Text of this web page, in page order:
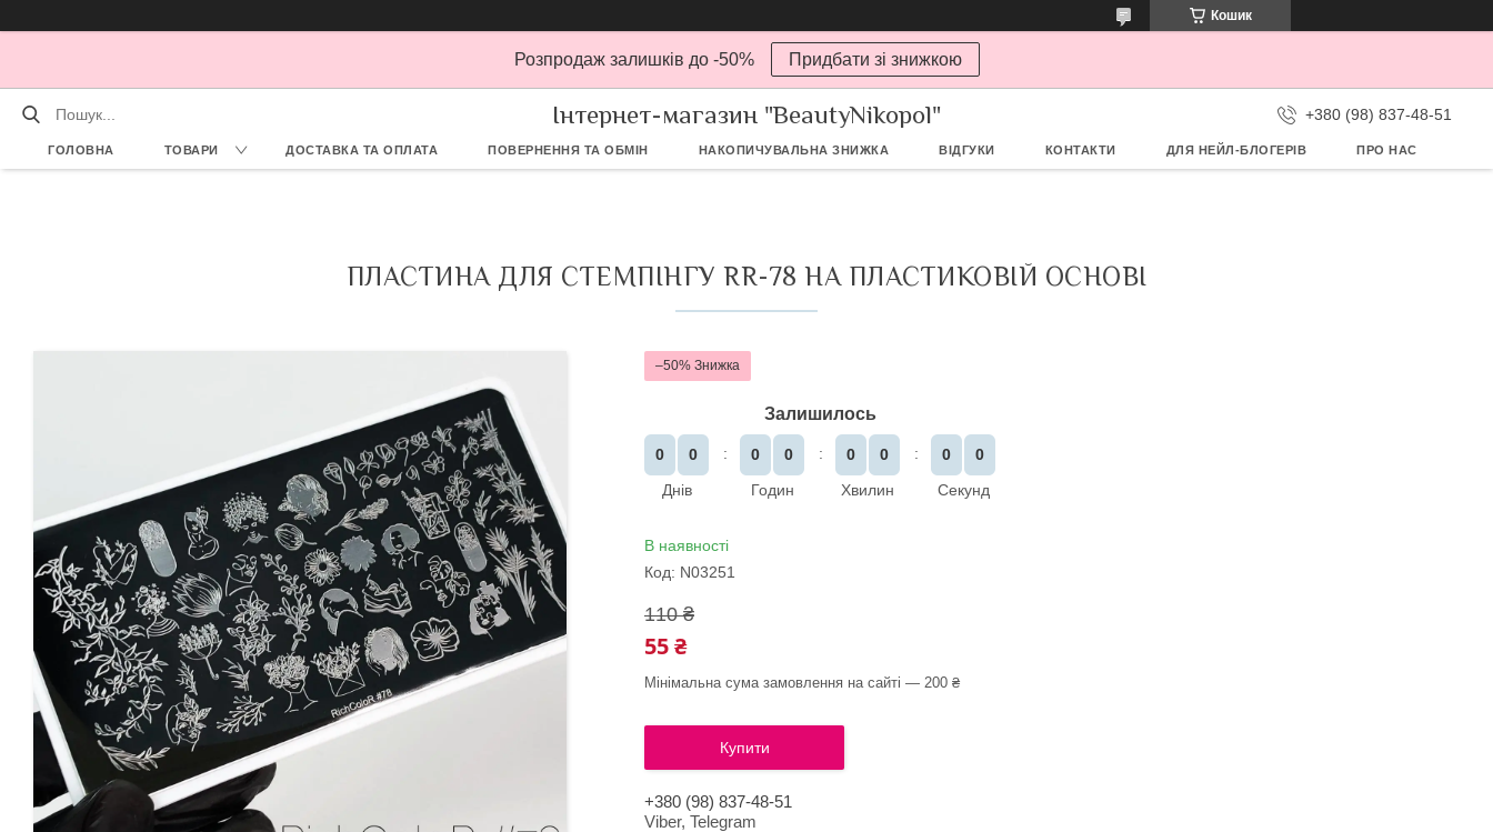
Кошик
Розпродаж залишків до -50% Придбати зі знижкою
Інтернет-магазин "BeautyNikopol" +380 (98) 837-48-51
ГОЛОВНА ТОВАРИ ДОСТАВКА ТА ОПЛАТА ПОВЕРНЕННЯ ТА ОБМІН НАКОПИЧУВАЛЬНА ЗНИЖКА ВІДГУКИ КОНТАКТИ ДЛЯ НЕЙЛ-БЛОГЕРІВ ПРО НАС
ПЛАСТИНА ДЛЯ СТЕМПІНГУ RR-78 НА ПЛАСТИКОВІЙ ОСНОВІ
–50%
Залишилось
0
0
Днів
0
0
Годин
0
0
Хвилин
0
0
Секунд
В наявності
Код: N03251
110 ₴
55 ₴
Мінімальна сума замовлення на сайті — 200 ₴
Купити
+380 (98) 837-48-51
Viber, Telegram